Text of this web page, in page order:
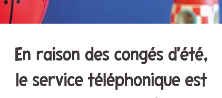
En raison des congés d'été,
le service téléphonique est